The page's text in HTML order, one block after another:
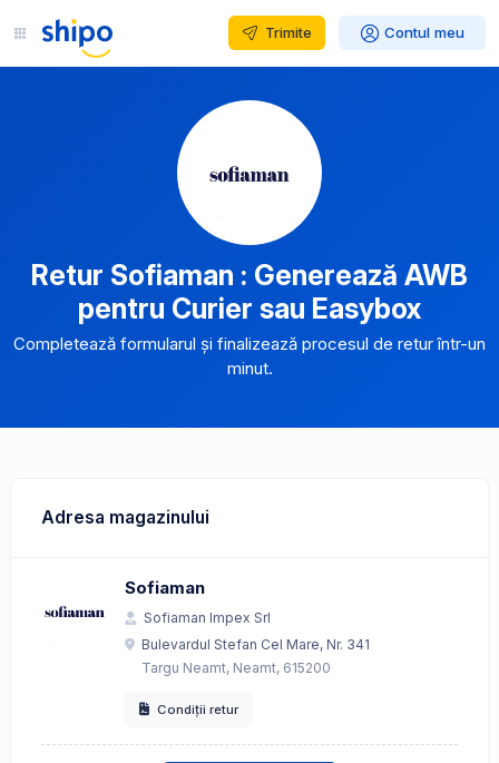
Trimite Contul meu
Retur Sofiaman : Generează AWB
pentru Curier sau Easybox
Completează formularul și finalizează procesul de retur într-un
minut.
Adresa magazinului
Sofiaman
Sofiaman Impex Srl
Bulevardul Stefan Cel Mare, Nr. 341
Targu Neamt, Neamt, 615200
Condiții retur